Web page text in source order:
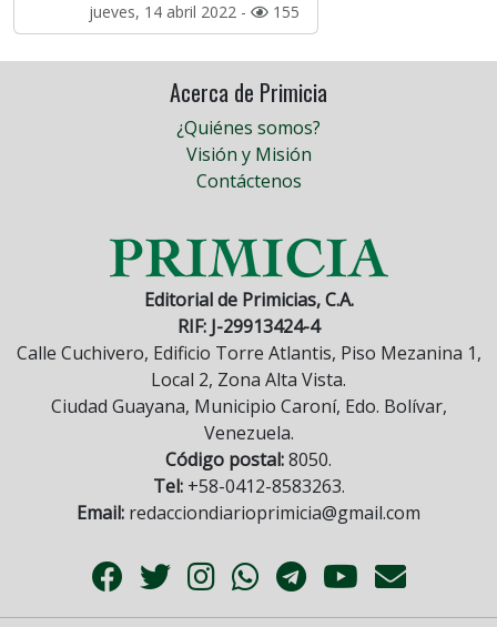
jueves, 14 abril 2022 - 155
Acerca de Primicia
¿Quiénes somos?
Visión y Misión
Contáctenos
Editorial de Primicias, C.A.
RIF: J-29913424-4
Calle Cuchivero, Edificio Torre Atlantis, Piso Mezanina 1,
Local 2, Zona Alta Vista.
Ciudad Guayana, Municipio Caroní, Edo. Bolívar,
Venezuela.
Código postal:8050.
Tel:+58-0412-8583263.
Email: redacciondiarioprimicia@gmail.com